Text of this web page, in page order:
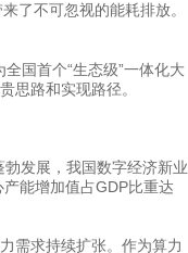
了不可忽视的能耗排放。
国首个“生态级”一体化大
思路和实现路径。
发展，我国数字经济新业
能增加值占GDP比重达
需求持续扩张。作为算力